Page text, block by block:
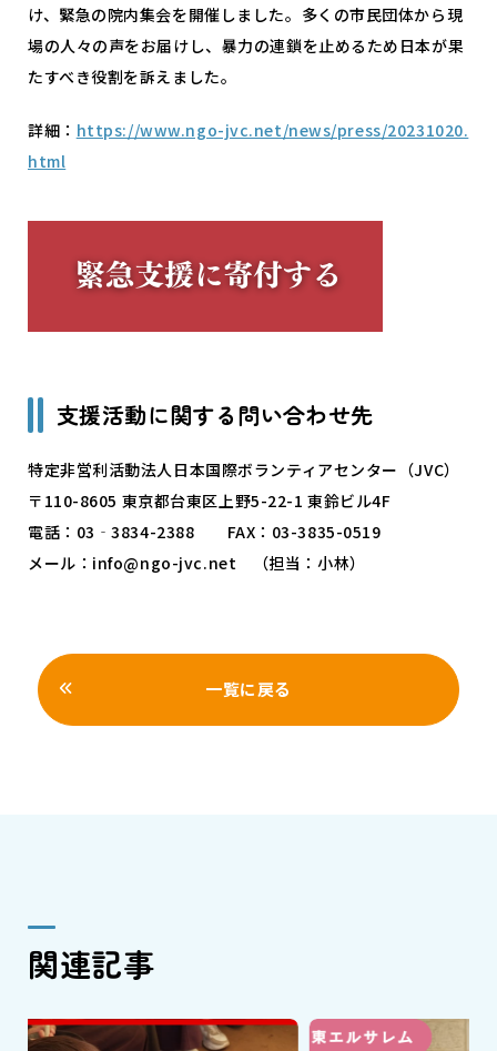
け、緊急の院内集会を開催しました。多くの市民団体から現
場の人々の声をお届けし、暴力の連鎖を止めるため日本が果
たすべき役割を訴えました。
詳細： https://www.ngo-jvc.net/news/press/20231020.
html
支援活動に関する問い合わせ先
特定非営利活動法人日本国際ボランティアセンター（JVC）
〒110-8605 東京都台東区上野5-22-1 東鈴ビル4F
電話：03‐3834-2388 FAX：03-3835-0519
メール：info@ngo-jvc.net （担当：小林）
一覧に戻る
関連記事